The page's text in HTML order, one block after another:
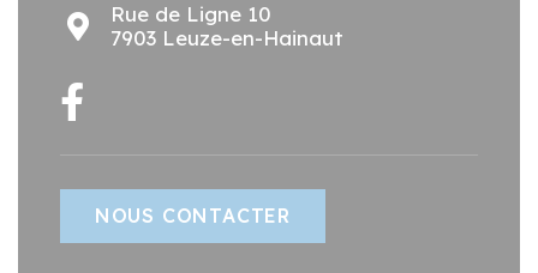
Rue de Ligne 10
7903 Leuze-en-Hainaut
NOUS CONTACTER